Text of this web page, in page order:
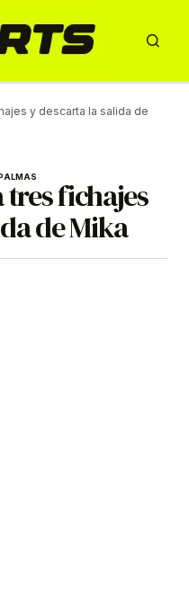
y descarta la salida de
fichajes
de Mika